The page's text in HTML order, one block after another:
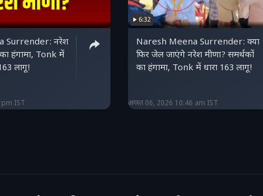
Surrender: नरेश
हंगामा, Tonk में
लागू!
IST
6:32
Naresh Meena Surrender: क्या
फिर जेल जाएंगे नरेश मीणा? समर्थकों
का हंगामा, Tonk में धारा 163 लागू!
अगस्त 06, 2026 10:46 am IST